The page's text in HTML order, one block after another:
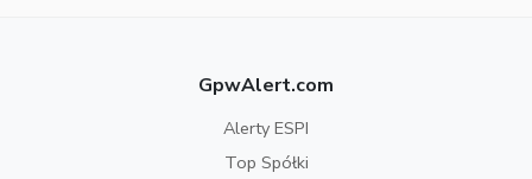
GpwAlert.com
Alerty ESPI
Top Spółki